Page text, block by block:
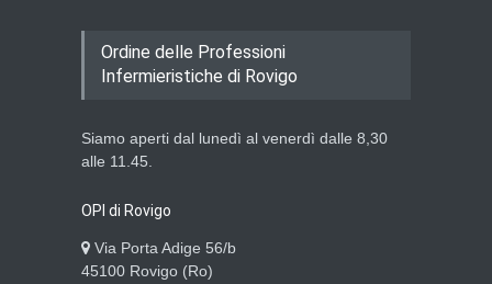
Ordine delle Professioni
Infermieristiche di Rovigo
Siamo aperti dal lunedì al venerdì dalle 8,30
alle 11.45.
OPI di Rovigo
Via Porta Adige 56/b
45100 Rovigo (Ro)